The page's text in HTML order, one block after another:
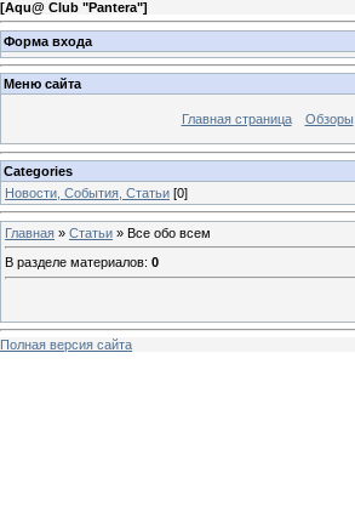
[Aqu@ Club "Pantera"]
Форма входа
Меню сайта
Главная страница Обзоры
Categories
Новости, События, Статьи [0]
Главная » Статьи » Все обо всем
В разделе материалов: 0
Полная версия сайта